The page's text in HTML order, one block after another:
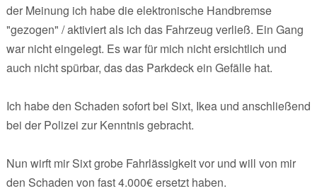
der Meinung ich habe die elektronische Handbremse
"gezogen" / aktiviert als ich das Fahrzeug verließ. Ein Gang
war nicht eingelegt. Es war für mich nicht ersichtlich und
auch nicht spürbar, das das Parkdeck ein Gefälle hat.
Ich habe den Schaden sofort bei Sixt, Ikea und anschließend
bei der Polizei zur Kenntnis gebracht.
Nun wirft mir Sixt grobe Fahrlässigkeit vor und will von mir
den Schaden von fast 4.000€ ersetzt haben.